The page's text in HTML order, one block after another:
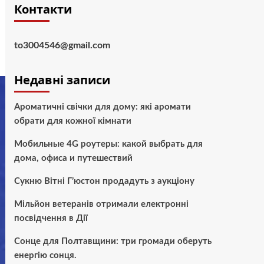
Контакти
to3004546@gmail.com
Недавні записи
Ароматичні свічки для дому: які аромати
обрати для кожної кімнати
Мобильные 4G роутеры: какой выбрать для
дома, офиса и путешествий
Сукню Вітні Г’юстон продадуть з аукціону
Мільйон ветеранів отримали електронні
посвідчення в Дії
Сонце для Полтавщини: три громади оберуть
енергію сонця.